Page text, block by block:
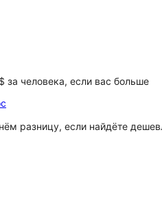
за человека, если вас больше
разницу, если найдёте